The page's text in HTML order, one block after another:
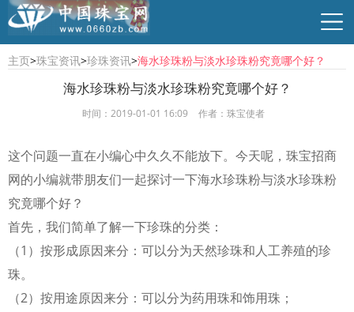
行业资讯 珠宝资讯 商贸供求 时尚品牌
主页>珠宝资讯>珍珠资讯>海水珍珠粉与淡水珍珠粉究竟哪个好？
海水珍珠粉与淡水珍珠粉究竟哪个好？
时间：2019-01-01 16:09 作者：珠宝使者
这个问题一直在小编心中久久不能放下。今天呢，珠宝招商
网的小编就带朋友们一起探讨一下海水珍珠粉与淡水珍珠粉
究竟哪个好？
首先，我们简单了解一下珍珠的分类：
（1）按形成原因来分：可以分为天然珍珠和人工养殖的珍
珠。
（2）按用途原因来分：可以分为药用珠和饰用珠；